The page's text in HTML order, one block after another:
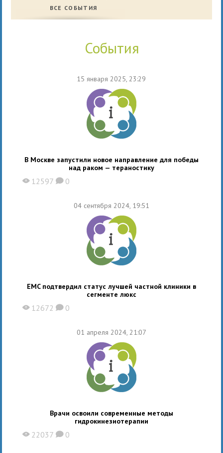
ВСЕ СОБЫТИЯ
события
15 января 2025, 23:29
В Москве запустили новое направление для победы
над раком — тераностику
X 12597 K 0
04 сентября 2024, 19:51
EMC подтвердил статус лучшей частной клиники в
сегменте люкс
X 12672 K 0
01 апреля 2024, 21:07
Врачи освоили современные методы
гидрокинезиотерапии
X 22037 K 0